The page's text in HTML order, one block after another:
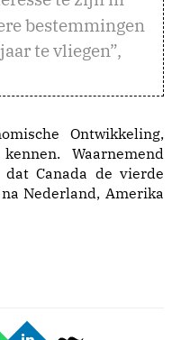
bestemmingen
te vliegen”,
Ontwikkeling,
Waarnemend
Canada de vierde
Nederland, Amerika